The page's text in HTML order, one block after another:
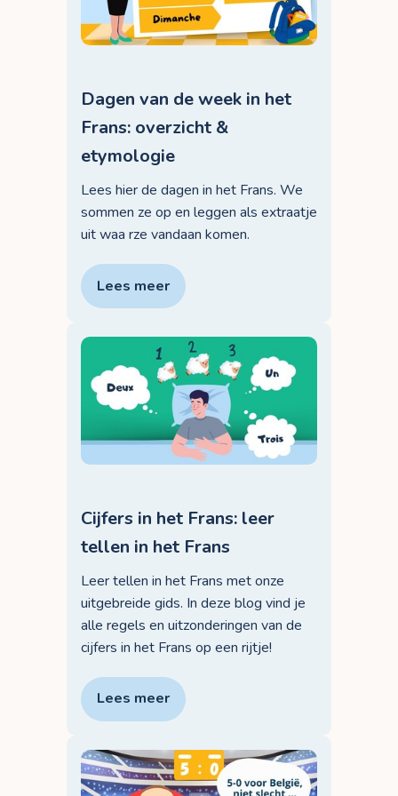
Dagen van de week in het
Frans: overzicht &
etymologie
Lees hier de dagen in het Frans. We
sommen ze op en leggen als extraatje
uit waa rze vandaan komen.
Lees meer
Cijfers in het Frans: leer
tellen in het Frans
Leer tellen in het Frans met onze
uitgebreide gids. In deze blog vind je
alle regels en uitzonderingen van de
cijfers in het Frans op een rijtje!
Lees meer